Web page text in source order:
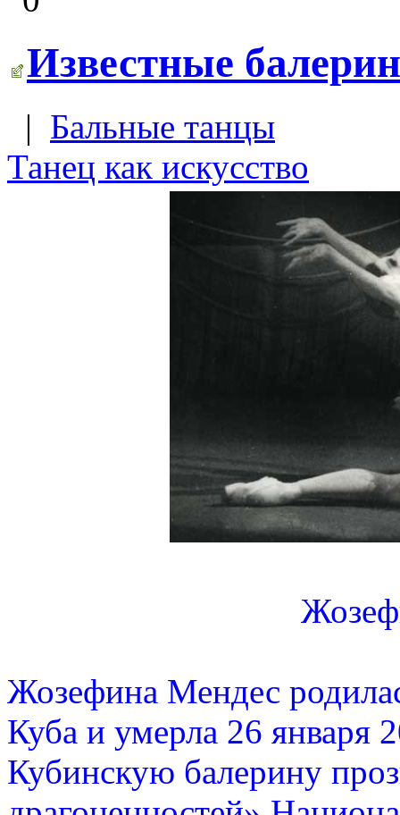
Известные
| Бальные танцы
Танец как искусство
Жозефина Мендес
Куба и умерла 26 января
Кубинскую балерину